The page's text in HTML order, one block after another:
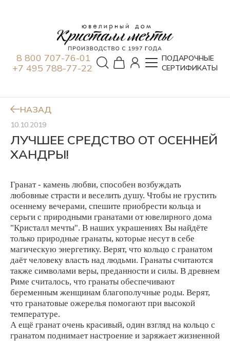
8 800 707-76-01
+7 495 788-77-22
ПОДАРОЧНЫЕ
СЕРТИФИКАТЫ
НАЗАД
10.10.2019
ЛУЧШЕЕ СРЕДСТВО ОТ ОСЕННЕЙ
ХАНДРЫ!
Гранат - камень любви, способен возбуждать
любовные страсти и веселить душу. Чтобы не грустить
осеннему вечерами, спешите приобрести кольца и
серьги с природными гранатами от ювелирного дома
"Кристалл мечты". В наших украшениях Вы найдёте
только природные гранаты, которые несут в себе
магическую энергетику. Верят, что кольцо с гранатом
даёт человеку власть над людьми. Гранаты считаются
также символами веры, преданности и силы. В древнем
Риме считалось, что гранаты обеспечивают
беременным женщинам благополучные роды. Верят,
что гранатовые ожерелья помогают при высокой
температуре.
А ещё гранат очень красивый, один взгляд на кольцо с
гранатом поднимает настроение и заряжает жизненной